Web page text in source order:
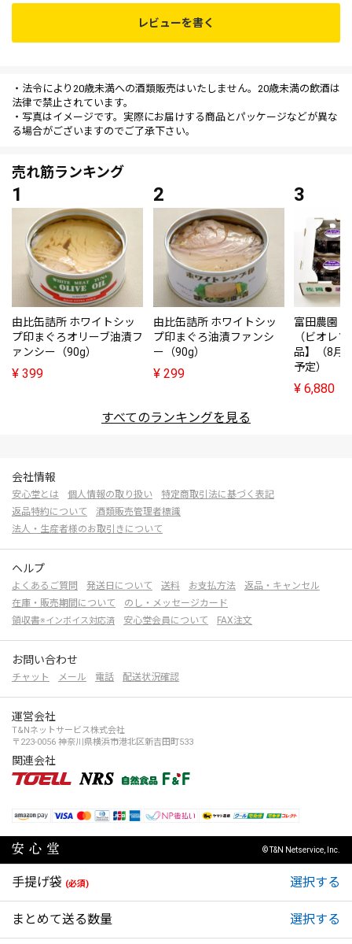
手提げ袋 (必須)
まとめて送る数量
レビューを書く
・法令により20歳未満への酒類販売はいたしません。20歳未満の飲酒は
法律で禁止されています。
・写真はイメージです。実際にお届けする商品とパッケージなどが異な
る場合がございますのでご了承下さい。
売れ筋ランキング
由比缶詰所 ホワイトシッ
プ印まぐろオリーブ油漬フ
ァンシー（90g）
¥ 399
由比缶詰所 ホワイトシッ
プ印まぐろ油漬ファンシ
ー（90g）
¥ 299
富田農園
（ビオレ
品】（8月
予定）
¥ 6,880
すべてのランキングを見る
会社情報
安心堂とは 個人情報の取り扱い
特定商取引法に基づく表記
返品特約について
酒類販売管理者標識
法人・生産者様のお取引きについて
ヘルプ
よくあるご質問 発送日について 送料 お支払方法
返品・キャンセル
在庫・販売期間について
のし・メッセージカード
領収書※インボイス対応済 安心堂会員について FAX注文
お問い合わせ
チャット メール 電話 配送状況確認
運営会社
T&Nネットサービス株式会社
〒223-0056 神奈川県横浜市港北区新吉田町533
関連会社
© T&N Netservice, Inc.